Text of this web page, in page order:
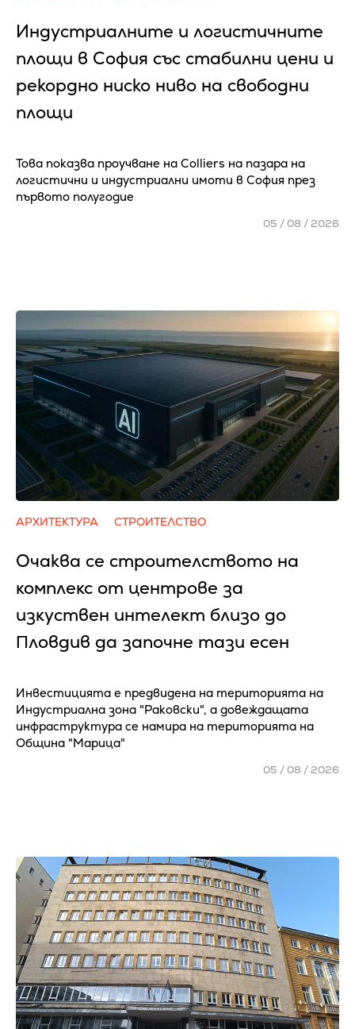
Индустриалните и логистичните
площи в София със стабилни цени и
рекордно ниско ниво на свободни
площи
Това показва проучване на Colliers на пазара на
логистични и индустриални имоти в София през
първото полугодие
05 / 08 / 2026
АРХИТЕКТУРА СТРОИТЕЛСТВО
Очаква се cтpoитeлcтвoтo нa
ĸoмплeĸc oт цeнтpoвe зa
изĸycтвeн интeлeĸт близo дo
Πлoвдив да зaпoчнe тaзи eceн
Инвестицията е предвидена на територията на
Индустриална зона "Раковски", а довеждащата
инфраструктура се намира на територията на
Община "Марица"
05 / 08 / 2026